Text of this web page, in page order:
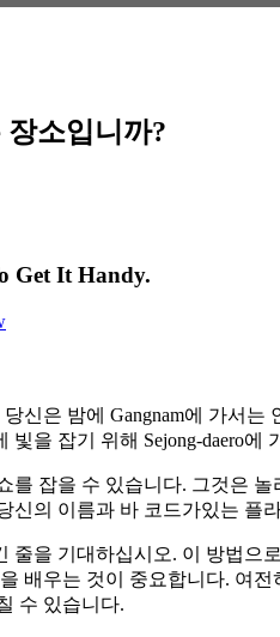
장소입니까?
Get It Handy.
신은 밤에 Gangnam에 가서
빛을 잡기 위해 Sejong-daero
를 잡을 수 있습니다. 그것은
신의 이름과 바 코드가있는
줄을 기대하십시오. 이 방법
배우는 것이 중요합니다. 여
수 있습니다.